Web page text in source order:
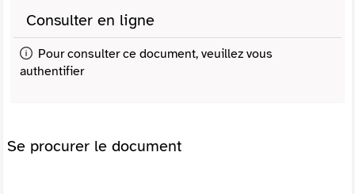
Consulter en ligne
Pour consulter ce document, veuillez vous
authentifier
Se procurer le document